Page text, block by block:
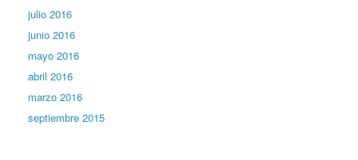
julio 2016
junio 2016
mayo 2016
abril 2016
marzo 2016
septiembre 2015